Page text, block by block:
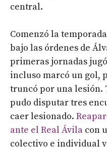
central.
Comenzó la
bajo las órdenes de
primeras jornadas
incluso marcó un gol,
truncó por una lesión.
pudo disputar tres
caer lesionado.
ante el Real Ávila con
colectivo e individual